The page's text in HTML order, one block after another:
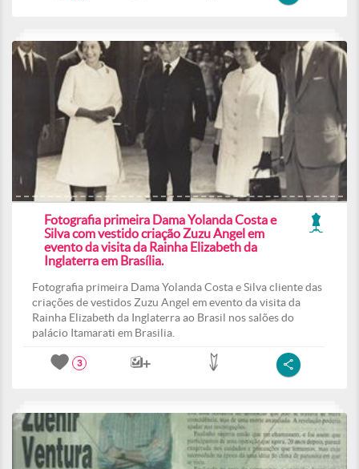
Fotografia primeira Dama Yolanda Costa e
Silva com vestido criação Zuzu Angel em
evento da visita da Rainha Elizabeth da
Inglaterra em Brasília.
Fotografia primeira Dama Yolanda Costa e Silva cliente das
criações de vestidos Zuzu Angel em evento da visita da
Rainha Elizabeth da Inglaterra ao Brasil nos salões do
palácio Itamarati em Brasilia.
3